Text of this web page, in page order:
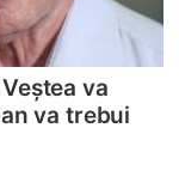
va
va trebui